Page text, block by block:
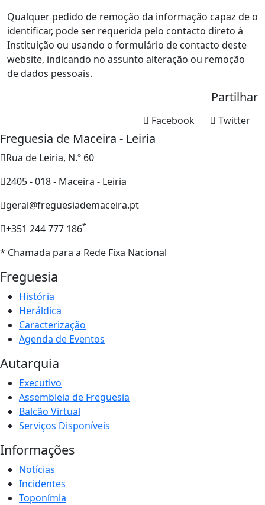
Qualquer pedido de remoção da informação capaz de o
identificar, pode ser requerida pelo contacto direto à
Instituição ou usando o formulário de contacto deste
website, indicando no assunto alteração ou remoção
de dados pessoais.
Partilhar
Twitter
Facebook
Freguesia de Maceira - Leiria
Rua de Leiria, N.º 60
2405 - 018 - Maceira - Leiria
geral@freguesiademaceira.pt
+351 244 777 186*
* Chamada para a Rede Fixa Nacional
Freguesia
História
Heráldica
Caracterização
Agenda de Eventos
Autarquia
Executivo
Assembleia de Freguesia
Balcão Virtual
Serviços Disponíveis
Informações
Notícias
Incidentes
Toponímia